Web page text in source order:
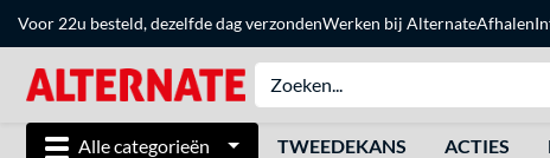
Voor 22u besteld, dezelfde dag verzondenWerken bij AlternateAfhalen
Alle categorieën TWEEDEKANS ACTIES